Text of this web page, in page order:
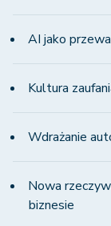
AI jako
Kultura
Wdrażanie
Nowa
biznesie